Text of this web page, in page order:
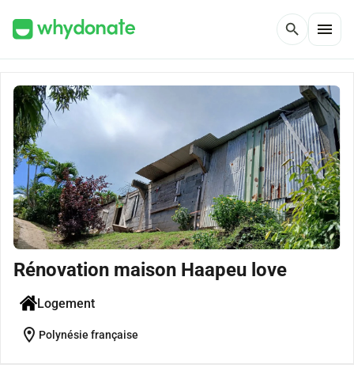
search menu
Rénovation maison Haapeu love
Logement
location_on Polynésie française